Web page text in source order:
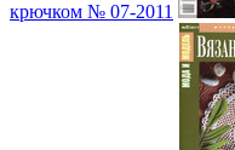
крючком № 07-2011